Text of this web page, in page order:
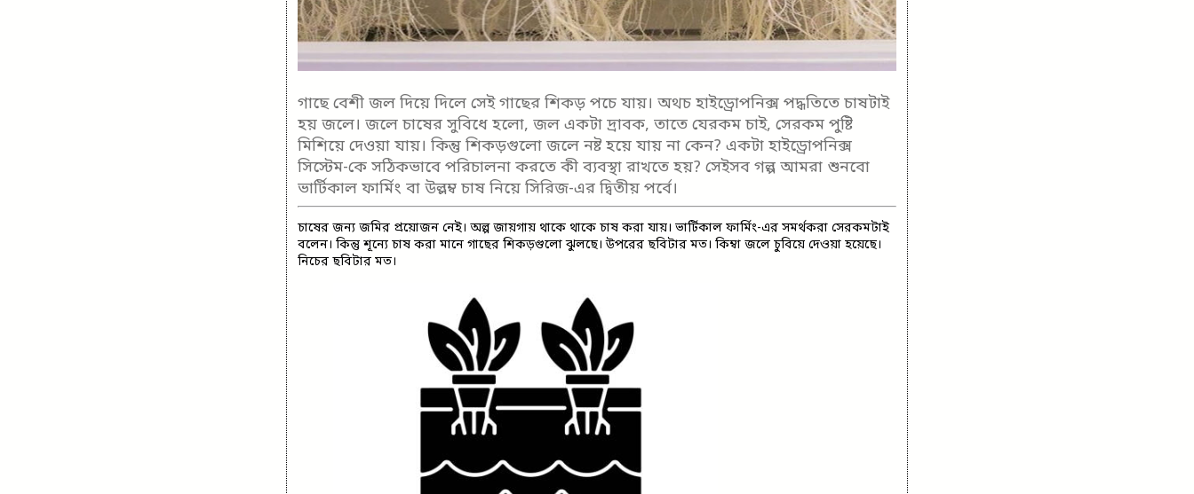
গাছে বেশী জল দিয়ে দিলে সেই গাছের শিকড় পচে যায়। অথচ হাইড্রোপনিক্স পদ্ধতিতে চাষটাই
হয় জলে। জলে চাষের সুবিধে হলো, জল একটা দ্রাবক, তাতে যেরকম চাই, সেরকম পুষ্টি
মিশিয়ে দেওয়া যায়। কিন্তু শিকড়গুলো জলে নষ্ট হয়ে যায় না কেন? একটা হাইড্রোপনিক্স
সিস্টেম-কে সঠিকভাবে পরিচালনা করতে কী ব্যবস্থা রাখতে হয়? সেইসব গল্প আমরা শুনবো
ভার্টিকাল ফার্মিং বা উল্লম্ব চাষ নিয়ে সিরিজ-এর দ্বিতীয় পর্বে।
চাষের জন্য জমির প্রয়োজন নেই। অল্প জায়গায় থাকে থাকে চাষ করা যায়। ভার্টিকাল ফার্মিং-এর সমর্থকরা সেরকমটাই
বলেন। কিন্তু শূন্যে চাষ করা মানে গাছের শিকড়গুলো ঝুলছে। উপরের ছবিটার মত। কিম্বা জলে চুবিয়ে দেওয়া হয়েছে।
নিচের ছবিটার মত।